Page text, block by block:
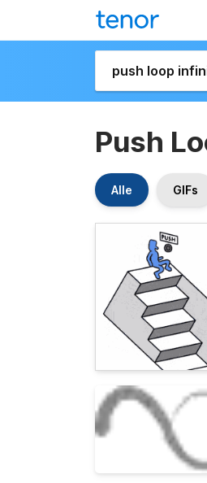
Push
Alle GIFs